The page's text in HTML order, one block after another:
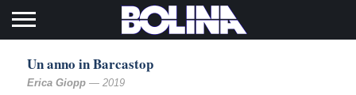
Un anno in Barcastop
Erica Giopp — 2019